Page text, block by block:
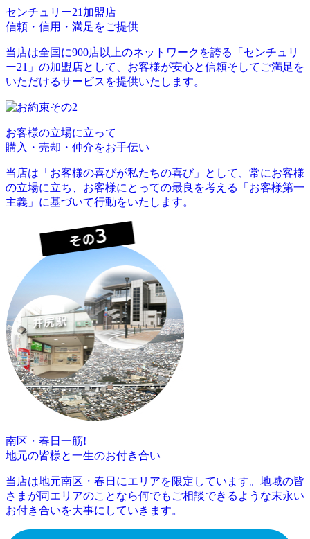
センチュリー21加盟店
信頼・信用・満足 をご提供
当店は全国に900店以上のネットワークを誇る「センチュリ
ー21」の加盟店として、お客様が安心と信頼そしてご満足を
いただけるサービスを提供いたします。
お客様の立場に立って
購入・売却・仲介をお手伝い
当店は「お客様の喜びが私たちの喜び」として、常にお客様
の立場に立ち、お客様にとっての最良を考える「お客様第一
主義」に基づいて行動をいたします。
南区・春日一筋!
地元の皆様と一生のお付き合い
当店は地元南区・春日にエリアを限定しています。地域の皆
さまが同エリアのことなら何でもご相談できるような末永い
お付き合いを大事にしていきます。